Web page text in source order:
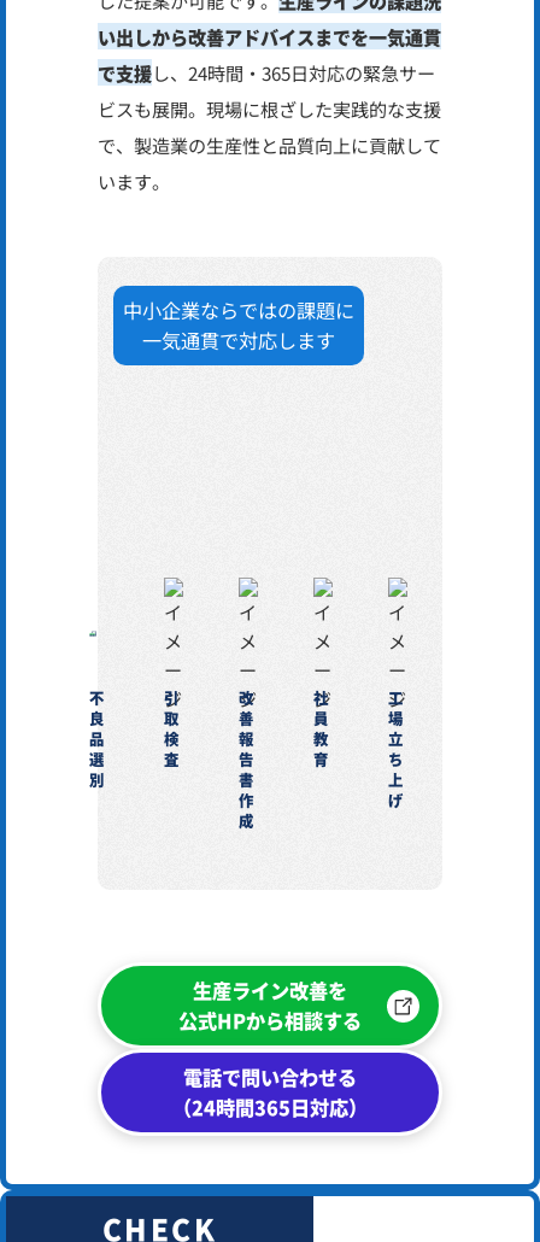
い出しから改善アドバイスまでを一気通貫
で支援し、24時間・365日対応の緊急サー
ビスも展開。現場に根ざした実践的な支援
で、製造業の生産性と品質向上に貢献して
います。
中小企業ならではの課題に
一気通貫で対応します
不
良
品
選
別
引
取
検
査
改
善
報
告
書
作
成
社
員
教
育
工
場
立
ち
上
げ
生産ライン改善を
公式HPから相談する
電話で問い合わせる
（24時間365日対応）
CHECK